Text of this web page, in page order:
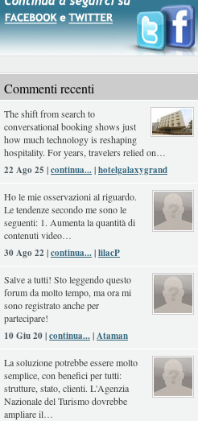
Commenti recenti
The shift from search to
conversational booking shows just
how much technology is reshaping
hospitality. For years, travelers relied on…
22 Ago 25 |continua...|hotelgalaxygrand
Ho le mie osservazioni al riguardo.
Le tendenze secondo me sono le
seguenti: 1. Aumenta la quantità di
contenuti video…
30 Ago 22 |continua...|lilacP
Salve a tutti! Sto leggendo questo
forum da molto tempo, ma ora mi
sono registrato anche per
partecipare!
10 Giu 20 |continua...|Ataman
La soluzione potrebbe essere molto
semplice, con benefici per tutti:
strutture, stato, clienti. L'Agenzia
Nazionale del Turismo dovrebbe
ampliare il…